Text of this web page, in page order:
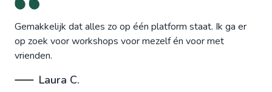
Gemakkelijk dat alles zo op één platform staat. Ik ga er
op zoek voor workshops voor mezelf én voor met
vrienden.
Laura C.